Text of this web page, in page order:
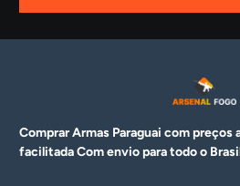
Comprar Armas Paraguai com preços
facilitada Com envio para todo o